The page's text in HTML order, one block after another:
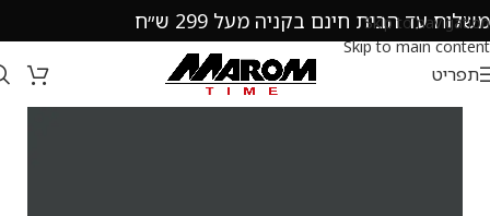
Skip to navigation
Skip to main content
משלוח עד הבית חינם בקניה מעל 299 ש״ח
תפריט